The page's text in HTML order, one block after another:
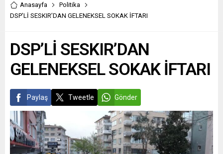
Anasayfa
Politika
DSP’Lİ SESKIR’DAN GELENEKSEL SOKAK İFTARI
DSP’Lİ SESKIR’DAN
GELENEKSEL SOKAK İFTARI
Paylaş Tweetle Gönder